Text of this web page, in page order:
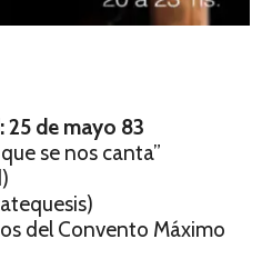
25 de mayo 83
se nos canta”
del Convento Máximo